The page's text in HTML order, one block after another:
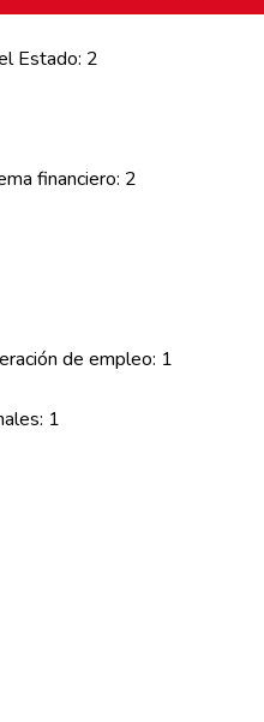
Estado: 2
financiero: 2
de empleo: 1
1